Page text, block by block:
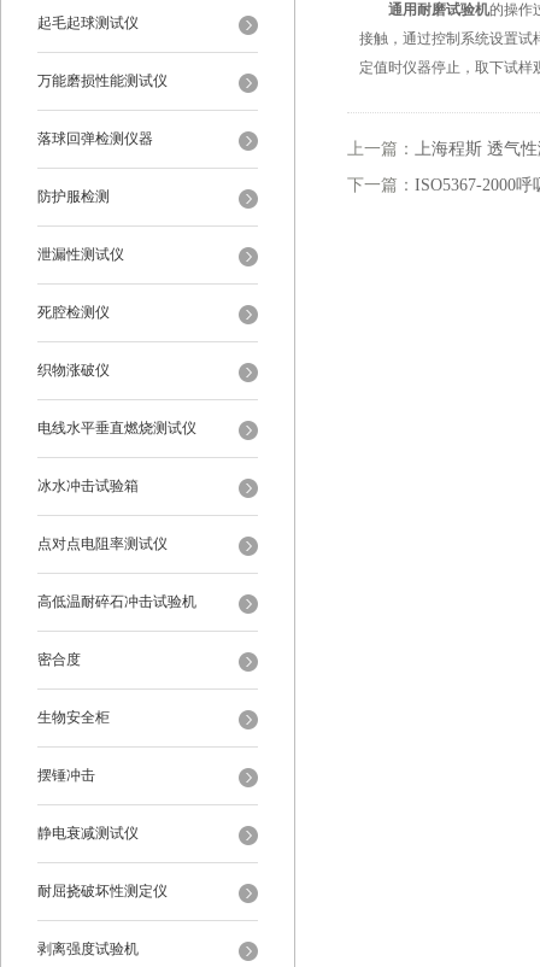
起毛起球测试仪
万能磨损性能测试仪
落球回弹检测仪器
防护服检测
泄漏性测试仪
死腔检测仪
织物涨破仪
电线水平垂直燃烧测试仪
冰水冲击试验箱
点对点电阻率测试仪
高低温耐碎石冲击试验机
密合度
生物安全柜
摆锤冲击
静电衰减测试仪
耐屈挠破坏性测定仪
剥离强度试验机
通用耐磨试验机的操作
接触，通过控制系统设置试
定值时仪器停止，取下试样
上一篇： 上海程斯 透气
下一篇： ISO5367-2000